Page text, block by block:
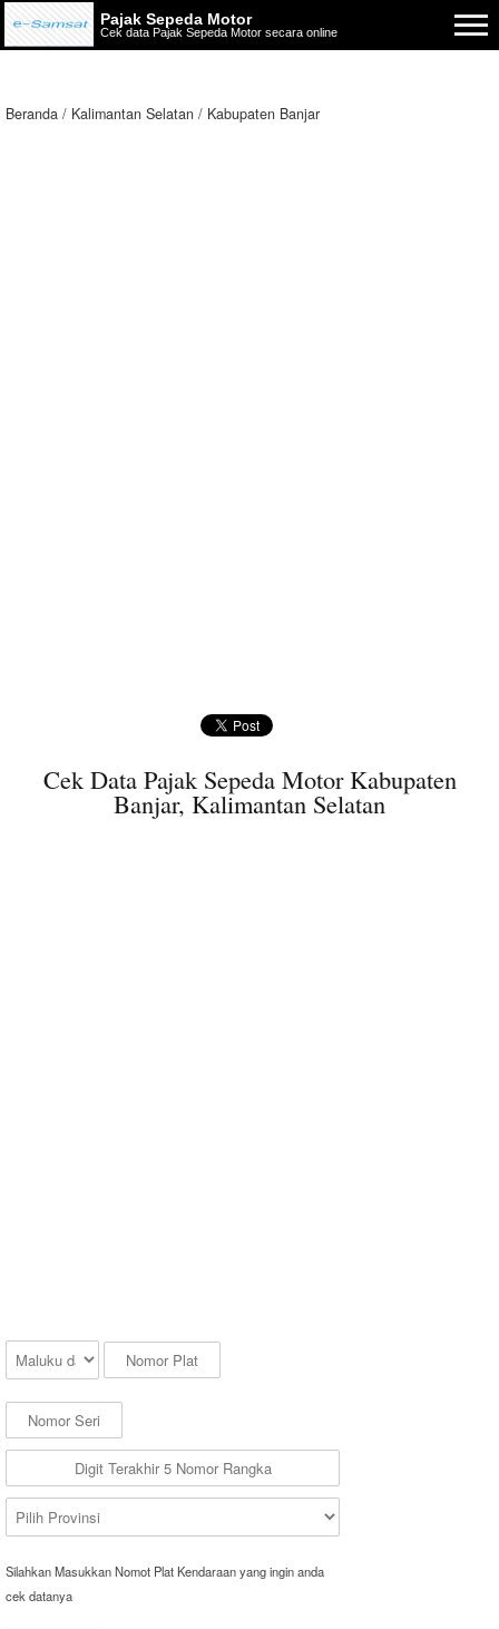
Pajak Sepeda Motor
Cek data Pajak Sepeda Motor secara online
Beranda Kalimantan Selatan Kabupaten Banjar
Cek Data Pajak Sepeda Motor Kabupaten
Banjar, Kalimantan Selatan
Silahkan Masukkan Nomot Plat Kendaraan yang ingin anda
cek datanya